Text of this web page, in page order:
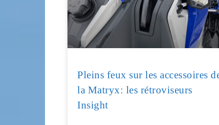
Pleins feux sur les accessoires
la Matryx: les rétroviseurs
Insight